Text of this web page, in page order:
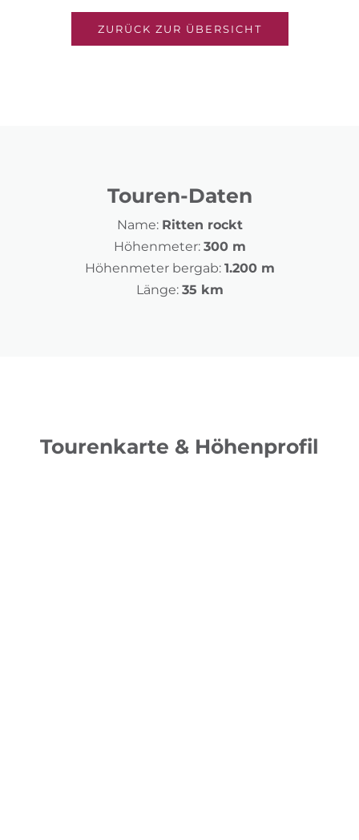
ZURÜCK ZUR ÜBERSICHT
Touren-Daten
Name: Ritten rockt
Höhenmeter: 300 m
Höhenmeter bergab: 1.200 m
Länge: 35 km
Tourenkarte & Höhenprofil